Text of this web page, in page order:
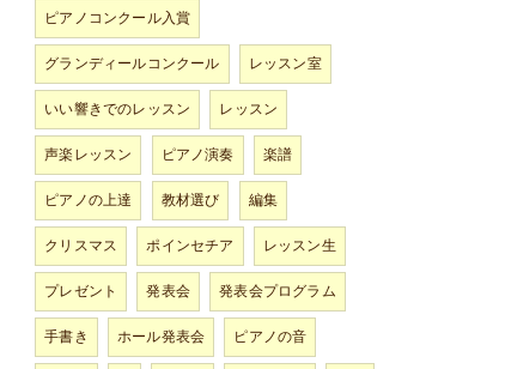
ピアノコンクール入賞
グランディールコンクール
レッスン室
いい響きでのレッスン
レッスン
声楽レッスン
ピアノ演奏
楽譜
ピアノの上達
教材選び
編集
クリスマス
ポインセチア
レッスン生
プレゼント
発表会
発表会プログラム
手書き
ホール発表会
ピアノの音